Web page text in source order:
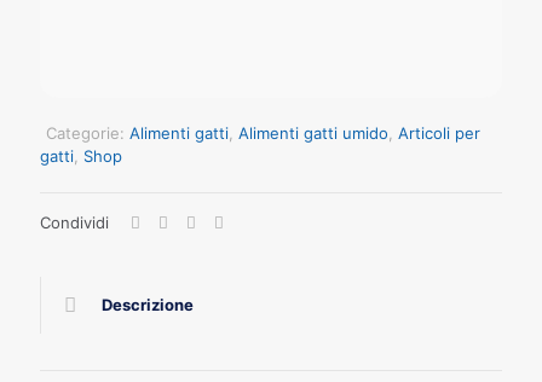
Categorie: Alimenti gatti Alimenti gatti umido Articoli per
gatti Shop
Condividi
Descrizione